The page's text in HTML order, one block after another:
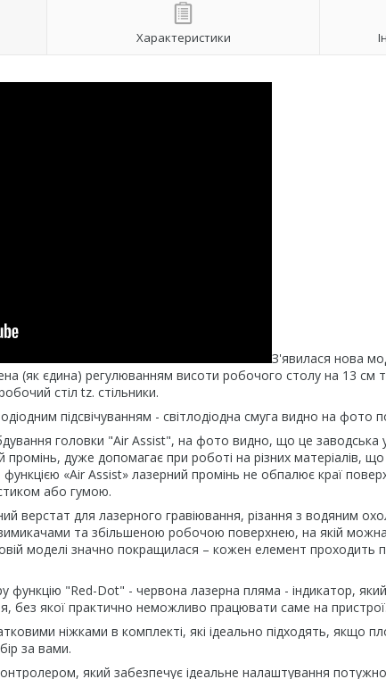
Характеристики
З'явилася нова
(як єдина) регулюванням висоти робочого столу на 13 см
стіл tz. стільники.
підсвічуванням - світлодіодна смуга видно на фото
головки "Air Assist", на фото видно, що це заводська
дуже допомагає при роботі на різних матеріалів,
«Air Assist» лазерний промінь не обпалює краї
або гумою.
верстат для лазерного гравіювання, різання з водяним
та збільшеною робочою поверхнею, на якій
моделі значно покращилася – кожен елемент проходить
"Red-Dot" - червона лазерна пляма - індикатор,
без якої практично неможливо працювати саме на пристрої.
ніжками в комплекті, які ідеально підходять, якщо
за вами.
який забезпечує ідеальне налаштування